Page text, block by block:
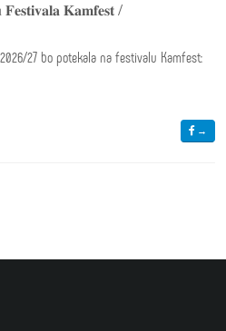
𝐊𝐚𝐦𝐟𝐞𝐬𝐭 /
27 bo potekala na festivalu Kamfest:
→